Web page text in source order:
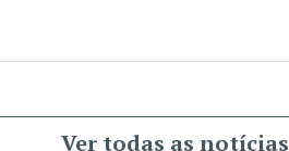
Ver todas as notícias